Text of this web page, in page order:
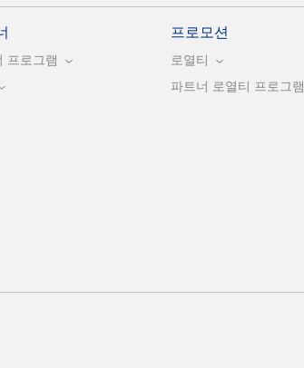
프로그램
프로모션
로열티
파트너 로열티 프로그램